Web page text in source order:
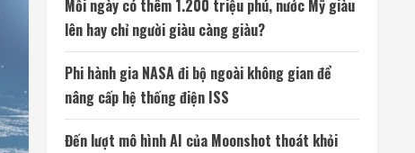
Mỗi ngày có thêm 1.200 triệu phú, nước Mỹ giàu
lên hay chỉ người giàu càng giàu?
Phi hành gia NASA đi bộ ngoài không gian để
nâng cấp hệ thống điện ISS
Đến lượt mô hình AI của Moonshot thoát khỏi